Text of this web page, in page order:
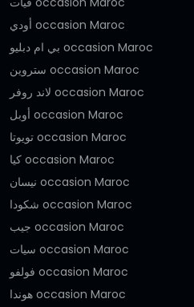
أودي occasion Maroc
بي ام دبليو occasion Maroc
ستروين occasion Maroc
لاند روفر occasion Maroc
أوبل occasion Maroc
تويوتا occasion Maroc
كيا occasion Maroc
نيسان occasion Maroc
شكودا occasion Maroc
جيب occasion Maroc
سيات occasion Maroc
فولفو occasion Maroc
هوندا occasion Maroc